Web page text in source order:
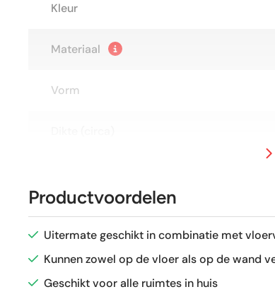
Kleur
Materiaal
Vorm
Glans / Mat
Gerectificeerd
Productvoordelen
Uitermate geschikt in combinatie met
Kunnen zowel op de vloer als op de wand
Geschikt voor alle ruimtes in huis